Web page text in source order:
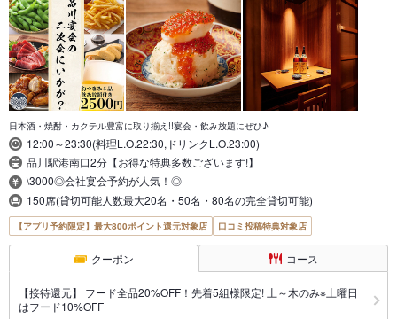
日本酒・焼酎・カクテル豊富に取り揃え!!宴会・飲み放題にぜひ♪
12:00～23:30(料理L.O.22:30,ドリンクL.O.23:00)
品川駅港南口2分【お得な特典多数ございます!】
\3000◎会社宴会予約が人気！◎
150席(貸切可能人数最大20名・50名・80名の完全貸切可能)
【アプリ予約限定】最大800ポイント還元対象店 口コミ投稿特典対象店
クーポン コース
【接待還元】 フード全品20%OFF！先着5組様限定! 土～木のみ※土曜日
はフード10%OFF